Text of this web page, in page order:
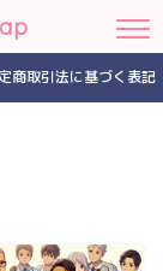
商取引法に基づく表記